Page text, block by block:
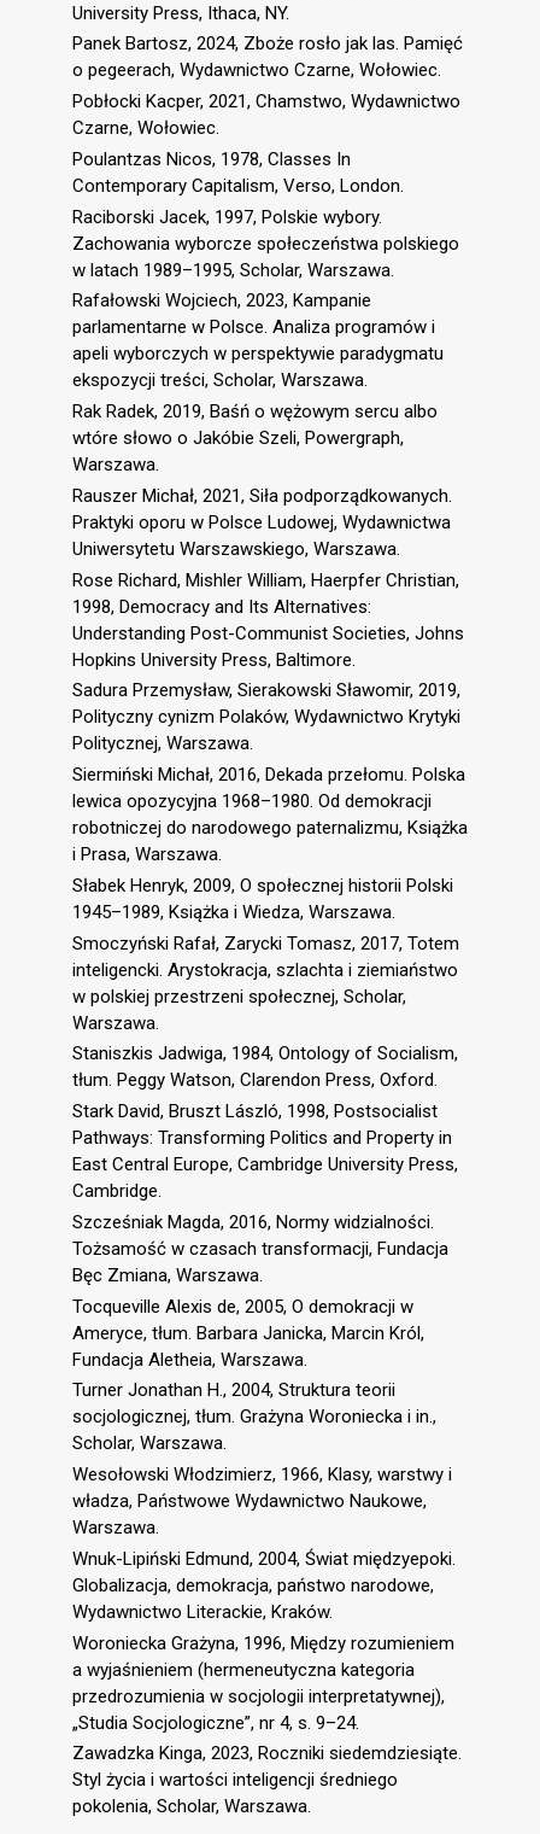
University Press, Ithaca, NY.
Panek Bartosz, 2024, Zboże rosło jak las. Pamięć
o pegeerach, Wydawnictwo Czarne, Wołowiec.
Pobłocki Kacper, 2021, Chamstwo, Wydawnictwo
Czarne, Wołowiec.
Poulantzas Nicos, 1978, Classes In
Contemporary Capitalism, Verso, London.
Raciborski Jacek, 1997, Polskie wybory.
Zachowania wyborcze społeczeństwa polskiego
w latach 1989–1995, Scholar, Warszawa.
Rafałowski Wojciech, 2023, Kampanie
parlamentarne w Polsce. Analiza programów i
apeli wyborczych w perspektywie paradygmatu
ekspozycji treści, Scholar, Warszawa.
Rak Radek, 2019, Baśń o wężowym sercu albo
wtóre słowo o Jakóbie Szeli, Powergraph,
Warszawa.
Rauszer Michał, 2021, Siła podporządkowanych.
Praktyki oporu w Polsce Ludowej, Wydawnictwa
Uniwersytetu Warszawskiego, Warszawa.
Rose Richard, Mishler William, Haerpfer Christian,
1998, Democracy and Its Alternatives:
Understanding Post-Communist Societies, Johns
Hopkins University Press, Baltimore.
Sadura Przemysław, Sierakowski Sławomir, 2019,
Polityczny cynizm Polaków, Wydawnictwo Krytyki
Politycznej, Warszawa.
Siermiński Michał, 2016, Dekada przełomu. Polska
lewica opozycyjna 1968–1980. Od demokracji
robotniczej do narodowego paternalizmu, Książka
i Prasa, Warszawa.
Słabek Henryk, 2009, O społecznej historii Polski
1945–1989, Książka i Wiedza, Warszawa.
Smoczyński Rafał, Zarycki Tomasz, 2017, Totem
inteligencki. Arystokracja, szlachta i ziemiaństwo
w polskiej przestrzeni społecznej, Scholar,
Warszawa.
Staniszkis Jadwiga, 1984, Ontology of Socialism,
tłum. Peggy Watson, Clarendon Press, Oxford.
Stark David, Bruszt László, 1998, Postsocialist
Pathways: Transforming Politics and Property in
East Central Europe, Cambridge University Press,
Cambridge.
Szcześniak Magda, 2016, Normy widzialności.
Tożsamość w czasach transformacji, Fundacja
Bęc Zmiana, Warszawa.
Tocqueville Alexis de, 2005, O demokracji w
Ameryce, tłum. Barbara Janicka, Marcin Król,
Fundacja Aletheia, Warszawa.
Turner Jonathan H., 2004, Struktura teorii
socjologicznej, tłum. Grażyna Woroniecka i in.,
Scholar, Warszawa.
Wesołowski Włodzimierz, 1966, Klasy, warstwy i
władza, Państwowe Wydawnictwo Naukowe,
Warszawa.
Wnuk-Lipiński Edmund, 2004, Świat międzyepoki.
Globalizacja, demokracja, państwo narodowe,
Wydawnictwo Literackie, Kraków.
Woroniecka Grażyna, 1996, Między rozumieniem
a wyjaśnieniem (hermeneutyczna kategoria
przedrozumienia w socjologii interpretatywnej),
„Studia Socjologiczne”, nr 4, s. 9–24.
Zawadzka Kinga, 2023, Roczniki siedemdziesiąte.
Styl życia i wartości inteligencji średniego
pokolenia, Scholar, Warszawa.